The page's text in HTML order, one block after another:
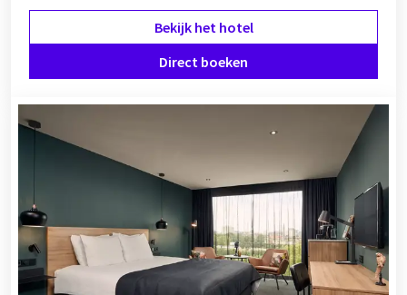
Bekijk het hotel
Direct boeken